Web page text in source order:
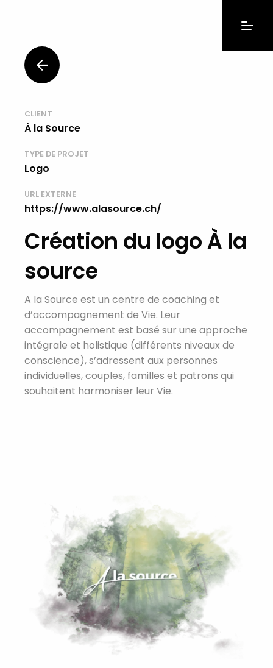
CLIENT
À la Source
TYPE DE PROJET
Logo
URL EXTERNE
https://www.alasource.ch/
Création du logo À la
source
A la Source est un centre de coaching et
d’accompagnement de Vie. Leur
accompagnement est basé sur une approche
intégrale et holistique (différents niveaux de
conscience), s’adressent aux personnes
individuelles, couples, familles et patrons qui
souhaitent harmoniser leur Vie.